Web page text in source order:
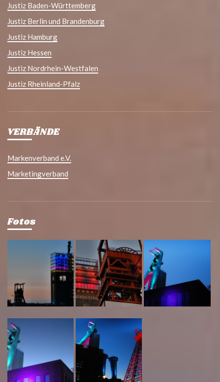
Justiz Baden-Württemberg
Justiz Berlin und Brandenburg
Justiz Hamburg
Justiz Hessen
Justiz Nordrhein-Westfalen
Justiz Rheinland-Pfalz
VERBÄNDE
Markenverband e.V.
Marketingverband
Fotos